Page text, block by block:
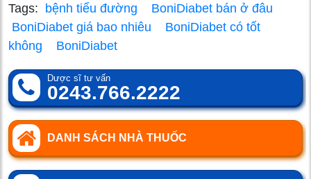
Tags: bệnh tiểu đường
BoniDiabet bán ở đâu
BoniDiabet giá bao nhiêu
BoniDiabet có tốt
không
BoniDiabet
Dược sĩ tư vấn
0243.766.2222
DANH SÁCH NHÀ THUỐC